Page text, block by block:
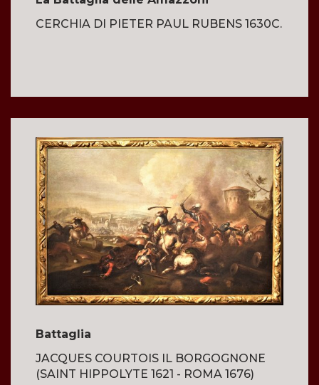
CERCHIA DI PIETER PAUL RUBENS 1630C.
Battaglia
JACQUES COURTOIS IL BORGOGNONE
(SAINT HIPPOLYTE 1621 - ROMA 1676)